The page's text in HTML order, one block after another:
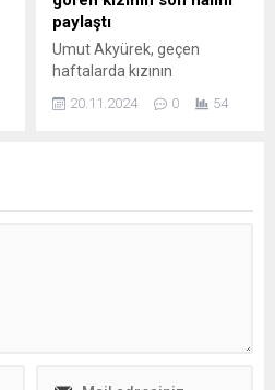
paylaştı
Umut Akyürek, geçen
haftalarda kızının
olduğunu paylaşmış ve
20.11.2024 0 54